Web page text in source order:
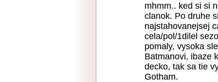
mhmm.. ked si si
clanok. Po druhe
najstahovanejsej
cela/pol/1dilel
pomaly, vysoka
Batmanovi, ibaze
decko, tak sa tie
Gotham.